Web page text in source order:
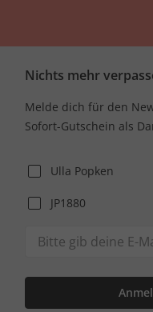
Nichts mehr
Melde dich für den
Sofort-Gutschein als
Ulla Popken
JP1880